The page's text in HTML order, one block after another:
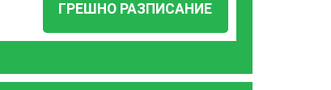
ГРЕШНО РАЗПИСАНИЕ